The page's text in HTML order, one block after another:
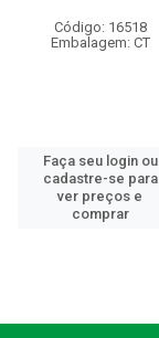
Código: 16518
Embalagem: CT
Faça seu login ou
cadastre-se para
ver preços e
comprar